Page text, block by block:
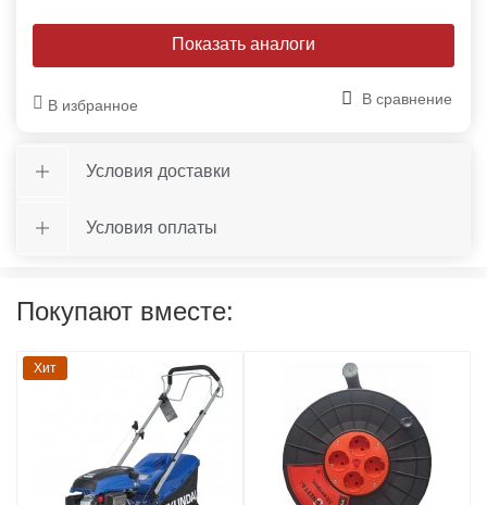
Показать аналоги
В избранное В сравнение
Условия доставки
Условия оплаты
Покупают вместе:
Хит